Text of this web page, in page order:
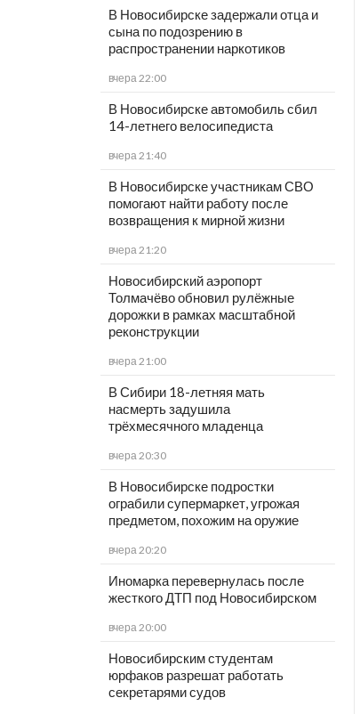
В Новосибирске задержали отца и
сына по подозрению в
распространении наркотиков
вчера 22:00
В Новосибирске автомобиль сбил
14-летнего велосипедиста
вчера 21:40
В Новосибирске участникам СВО
помогают найти работу после
возвращения к мирной жизни
вчера 21:20
Новосибирский аэропорт
Толмачёво обновил рулёжные
дорожки в рамках масштабной
реконструкции
вчера 21:00
В Сибири 18-летняя мать
насмерть задушила
трёхмесячного младенца
вчера 20:30
В Новосибирске подростки
ограбили супермаркет, угрожая
предметом, похожим на оружие
вчера 20:20
Иномарка перевернулась после
жесткого ДТП под Новосибирском
вчера 20:00
Новосибирским студентам
юрфаков разрешат работать
секретарями судов